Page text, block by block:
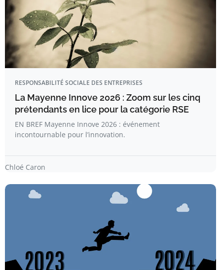
RESPONSABILITÉ SOCIALE DES ENTREPRISES
La Mayenne Innove 2026 : Zoom sur les cinq
prétendants en lice pour la catégorie RSE
EN BREF Mayenne Innove 2026 : événement
incontournable pour l’innovation.
Chloé Caron